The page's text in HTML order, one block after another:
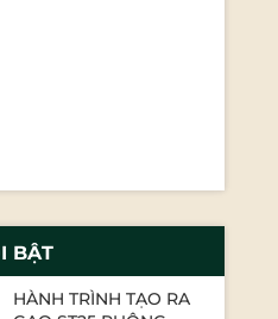
BẬT
HÀNH TRÌNH TẠO RA